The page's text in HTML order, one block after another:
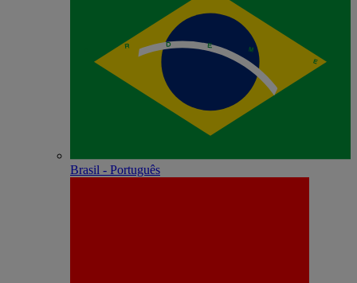
Brasil - Português